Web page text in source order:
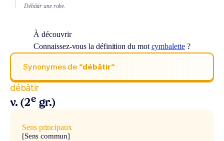
Débâtir une robe.
À découvrir
Connaissez-vous la définition du motcymbalette?
Synonymes de “débâtir“
débâtir
v. (2e gr.)
Sens principaux
[Sens commun]